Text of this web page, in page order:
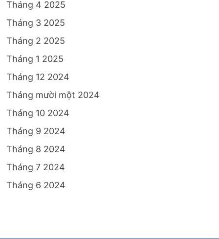
Tháng 4 2025
Tháng 3 2025
Tháng 2 2025
Tháng 1 2025
Tháng 12 2024
Tháng mười một 2024
Tháng 10 2024
Tháng 9 2024
Tháng 8 2024
Tháng 7 2024
Tháng 6 2024